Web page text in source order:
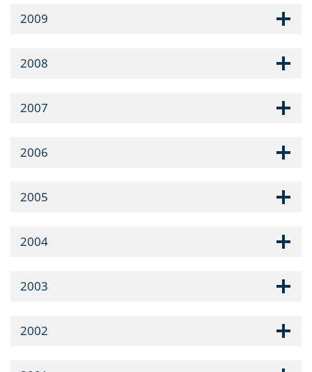
2009
2008
2007
2006
2005
2004
2003
2002